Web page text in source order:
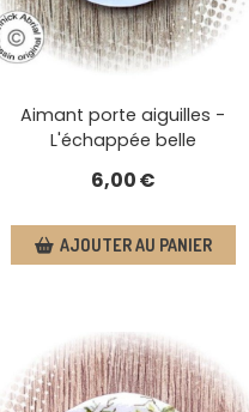
Aimant porte aiguilles -
L'échappée belle
6,00€
AJOUTER AU PANIER